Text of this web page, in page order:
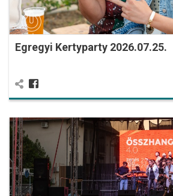
Egregyi Kertyparty 2026.07.25.